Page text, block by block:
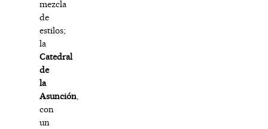
mezcla
de
estilos;
la
Catedral
de
la
Asunción
con
un